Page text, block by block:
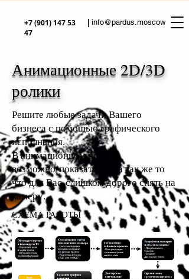
+7 (901) 147 53
47
| info@pardus.moscow
Анимационные 2D/3D
ролики
Решите любые задачи Вашего
бизнеса с помощью графического
исполнения.
В анимационном ролике
возможно показать всё, а так же то
что для Вас слишком дорого снять на
камеру.
СХЕМА РАБОТЫ